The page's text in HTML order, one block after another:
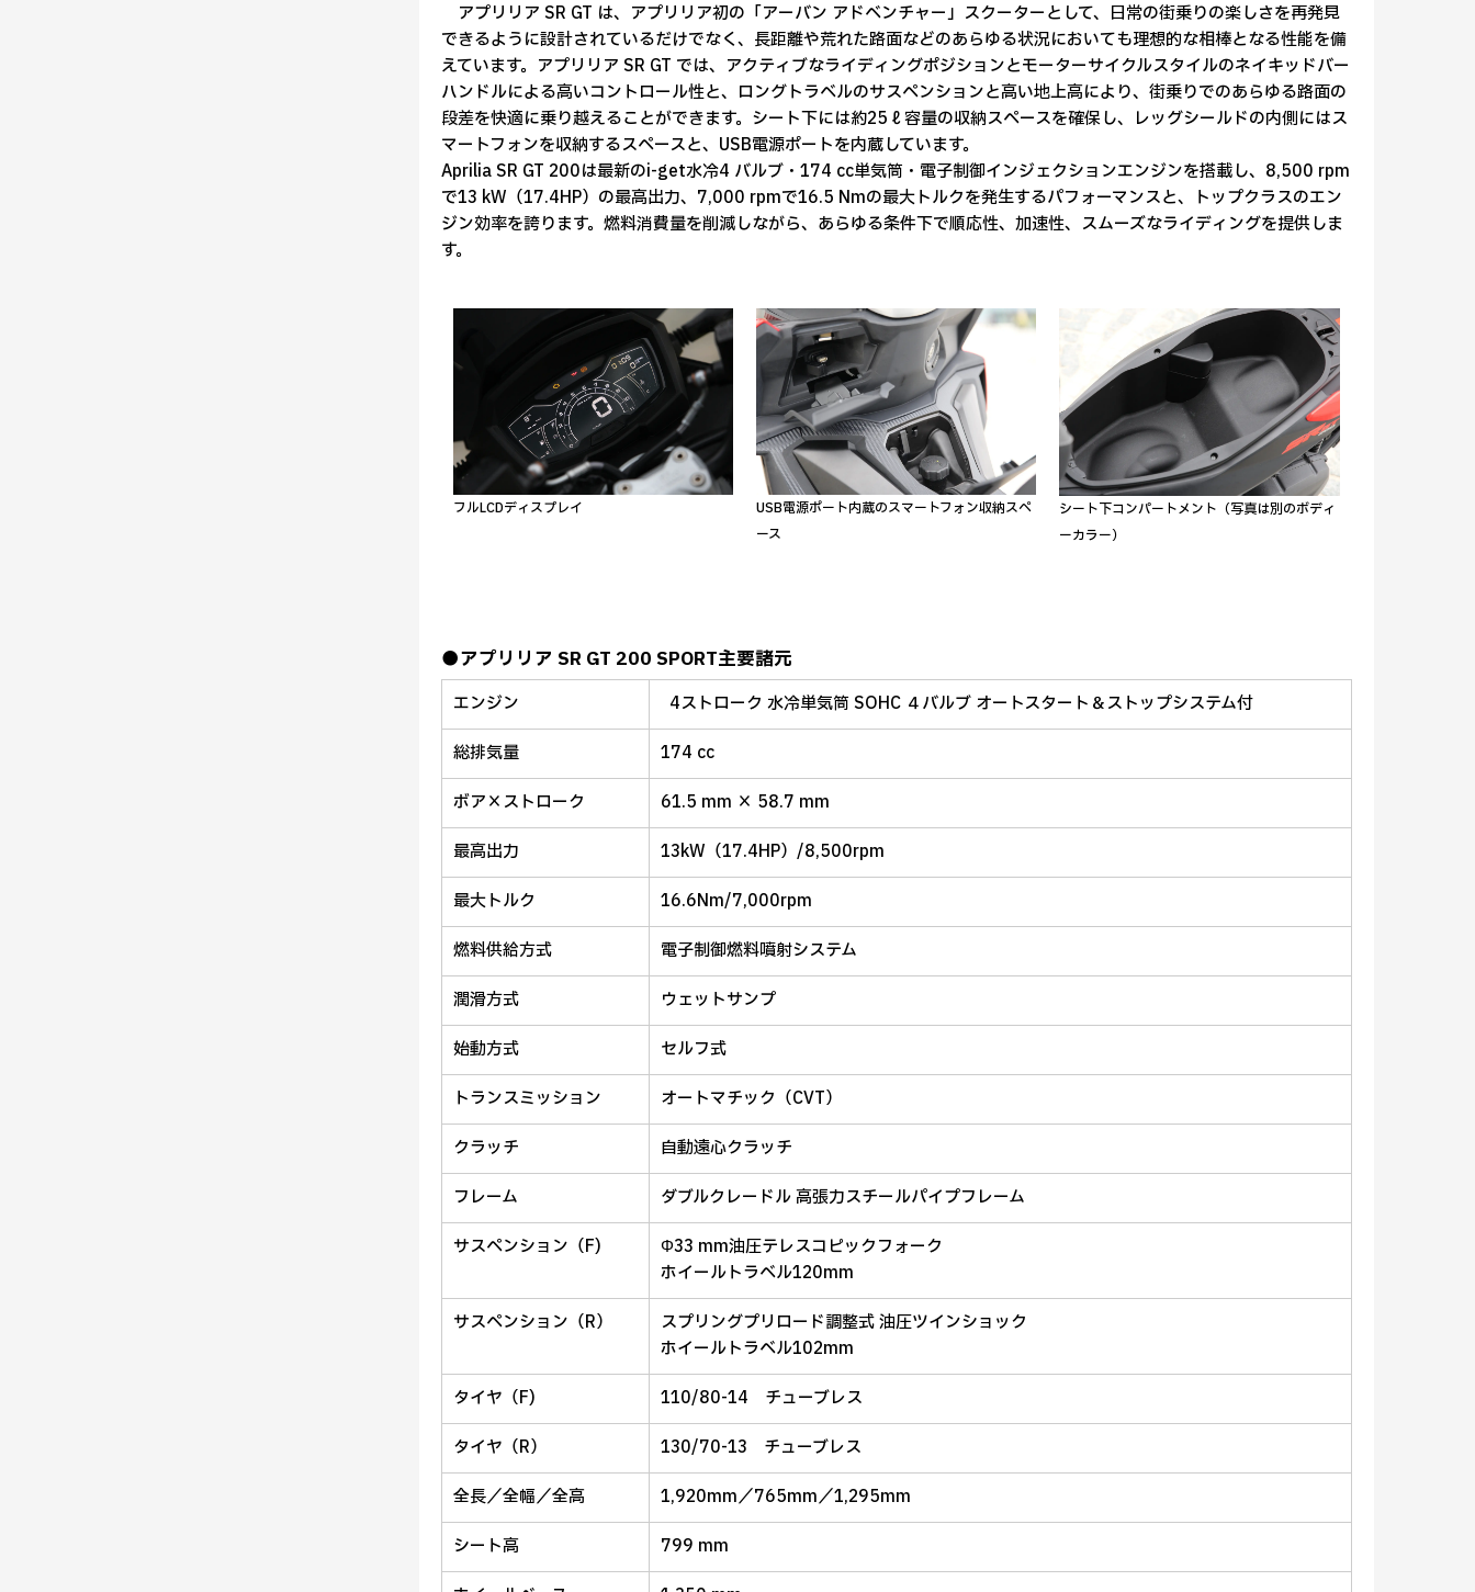
アプリリア SR GT は、アプリリア初の「アーバン アドベンチャー」スクーターとして、日常の街乗りの楽しさを再発見
できるように設計されているだけでなく、長距離や荒れた路面などのあらゆる状況においても理想的な相棒となる性能を備
えています。アプリリア SR GT では、アクティブなライディングポジションとモーターサイクルスタイルのネイキッドバー
ハンドルによる高いコントロール性と、ロングトラベルのサスペンションと高い地上高により、街乗りでのあらゆる路面の
段差を快適に乗り越えることができます。シート下には約25ℓ容量の収納スペースを確保し、レッグシールドの内側にはス
マートフォンを収納するスペースと、USB電源ポートを内蔵しています。
Aprilia SR GT 200は最新のi-get水冷4 バルブ・174 cc単気筒・電子制御インジェクションエンジンを搭載し、8,500 rpm
で13 kW（17.4HP）の最高出力、7,000 rpmで16.5 Nmの最大トルクを発生するパフォーマンスと、トップクラスのエン
ジン効率を誇ります。燃料消費量を削減しながら、あらゆる条件下で順応性、加速性、スムーズなライディングを提供しま
す。
フルLCDディスプレイ
USB電源ポート内蔵のスマートフォン収納スペ
ース
シート下コンパートメント（写真は別のボディ
ーカラー）
●アプリリア SR GT 200 SPORT主要諸元
エンジン
4ストローク 水冷単気筒 SOHC ４バルブ オートスタート＆ストップシステム付
総排気量
174 cc
ボア×ストローク
61.5 mm × 58.7 mm
最高出力
13kW（17.4HP）/8,500rpm
最大トルク
16.6Nm/7,000rpm
燃料供給方式
電子制御燃料噴射システム
潤滑方式
ウェットサンプ
始動方式
セルフ式
トランスミッション
オートマチック（CVT）
クラッチ
自動遠心クラッチ
フレーム
ダブルクレードル 高張力スチールパイプフレーム
サスペンション（F)
Φ33 mm油圧テレスコピックフォーク
ホイールトラベル120mm
サスペンション（R）
スプリングプリロード調整式 油圧ツインショック
ホイールトラベル102mm
タイヤ（F)
110/80-14 チューブレス
タイヤ（R）
130/70-13 チューブレス
全長／全幅／全高
1,920mm／765mm／1,295mm
シート高
799 mm